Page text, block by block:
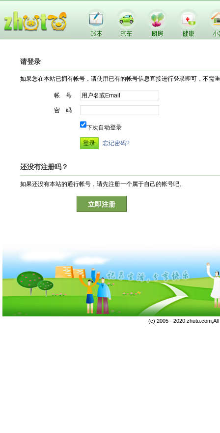
请登录
如果您在本站已拥有帐号，请使用已有的帐号信息直接进行登录即可，不需
帐 号
密 码
下次自动登录
忘记密码?
还没有注册吗？
如果还没有本站的通行帐号，请先注册一个属于自己的帐号吧。
立即注册
(c) 2005 - 2020